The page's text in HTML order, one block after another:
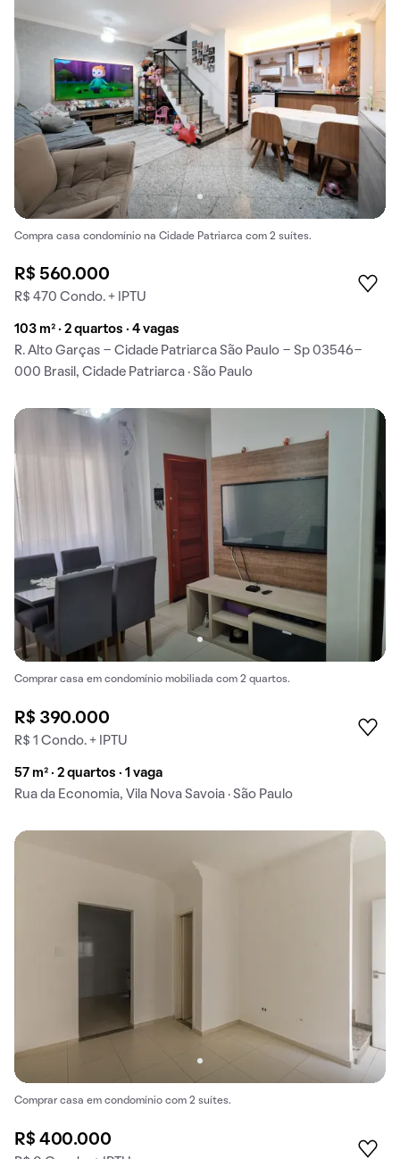
Compra casa condomínio na Cidade Patriarca com 2 suítes.
R$ 560.000
R$ 470 Condo. + IPTU
103 m² · 2 quartos · 4 vagas
R. Alto Garças - Cidade Patriarca São Paulo - Sp 03546-
000 Brasil, Cidade Patriarca · São Paulo
Comprar casa em condomínio mobiliada com 2 quartos.
R$ 390.000
R$ 1 Condo. + IPTU
57 m² · 2 quartos · 1 vaga
Rua da Economia, Vila Nova Savoia · São Paulo
Comprar casa em condomínio com 2 suítes.
R$ 400.000